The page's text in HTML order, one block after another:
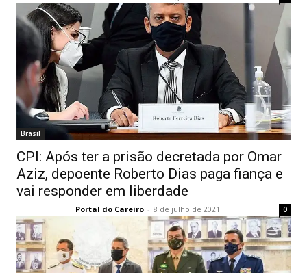
Brasil
CPI: Após ter a prisão decretada por Omar
Aziz, depoente Roberto Dias paga fiança e
vai responder em liberdade
Portal do Careiro - 8 de julho de 2021 0